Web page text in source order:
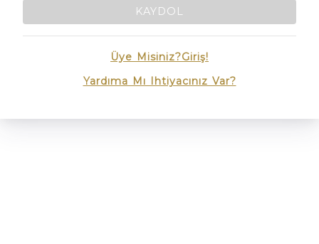
KAYDOL
Üye Misiniz?Giriş!
Yardıma Mı Ihtiyacınız Var?